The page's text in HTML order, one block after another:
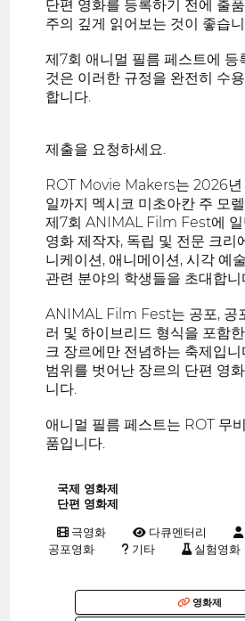
단편 영화를 등록하기 전에 출
주의 깊게 읽어보는 것이 좋습
제7회 애니멀 필름 페스트에 등
것은 이러한 규정을 완전히 수
합니다.
제출을 요청하세요.
ROT Movie Makers는 2026년
일까지 멕시코 미초아칸 주 모
제7회 ANIMAL Film Fest에 일
영화 제작자, 독립 및 전문 크리
니케이션, 애니메이션, 시각 예
관련 분야의 학생들을 초대합니
ANIMAL Film Fest는 공포, 공
러 및 하이브리드 형식을 포함
크 장르에만 전념하는 축제입니
범위를 벗어난 장르의 단편 영
니다.
애니멀 필름 페스트는 ROT 무
품입니다.
국제 영화제
단편 영화제
극영화 다큐멘터리
공포영화
기타 실험영화
영화제